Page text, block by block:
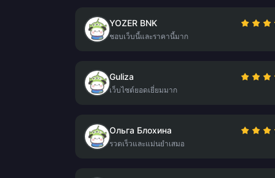
YOZER BNK
ชอบเว็บนี้และราคานี้มาก
Guliza
เว็บไซต์ยอดเยี่ยมมาก
Ольга Блохина
รวดเร็วและแม่นยำเสมอ